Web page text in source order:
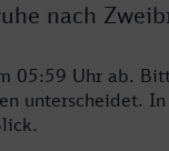
nach
05:59 Uhr ab.
unterscheidet.